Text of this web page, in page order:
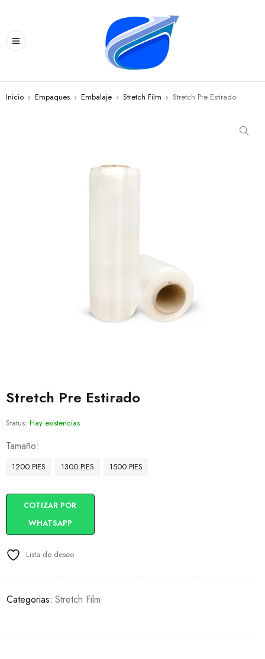
Inicio › Empaques › Embalaje › Stretch Film › Stretch Pre Estirado
Stretch Pre Estirado
Status: Hay existencias
Tamaño
1200 PIES 1300 PIES 1500 PIES
COTIZAR POR
WHATSAPP
Lista de deseo
Categorias: Stretch Film